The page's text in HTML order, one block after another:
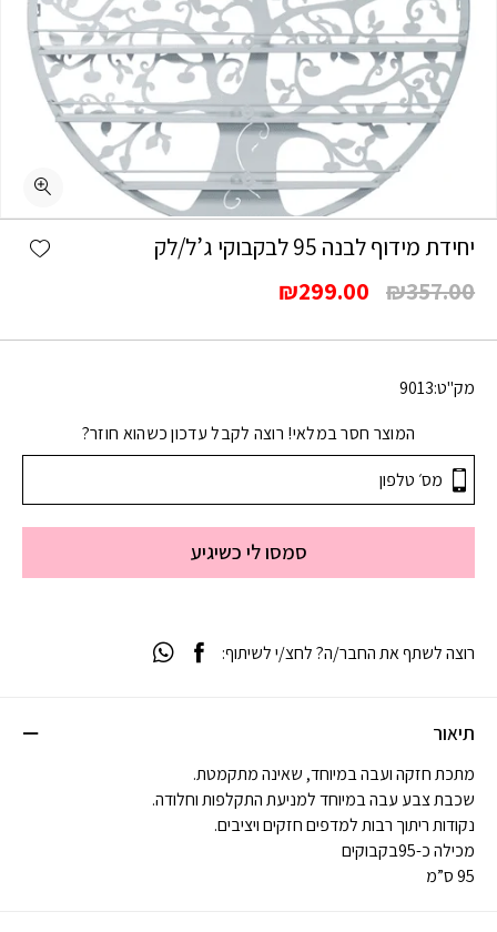
יחידת מידוף לבנה 95 לבקבוקי ג’ל/לק
₪357.00
המחיר
היה:
₪299.00
המחיר
הוא:
מק"ט:9013
המוצר חסר במלאי! רוצה לקבל עדכון כשהוא חוזר?
סמסו לי כשיגיע
תיאור
מתכת חזקה ועבה במיוחד, שאינה מתקמטת.
שכבת צבע עבה במיוחד למניעת התקלפות וחלודה.
נקודות ריתוך רבות למדפים חזקים ויציבים.
מכילה כ-95בקבוקים
95 ס”מ
רוצה לשתף את החבר/ה? לחצ/י לשיתוף: